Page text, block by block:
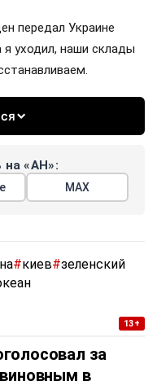
передал Украине
уходил, наши склады
на «АН»:
МАХ
#киев#зеленский
13+
за
в